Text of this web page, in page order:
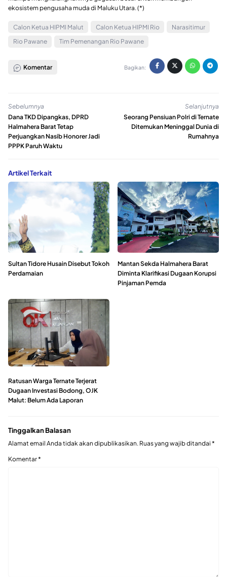
ekosistem pengusaha muda di Maluku Utara. (*)
Calon Ketua HIPMI Malut Calon Ketua HIPMI Rio
Narasitimur
Rio Pawane
Tim Pemenangan Rio Pawane
Komentar Bagikan:
Sebelumnya
Dana TKD Dipangkas, DPRD
Halmahera Barat Tetap
Perjuangkan Nasib Honorer Jadi
PPPK Paruh Waktu
Selanjutnya
Seorang Pensiuan Polri di Ternate
Ditemukan Meninggal Dunia di
Rumahnya
Artikel Terkait
Sultan Tidore Husain Disebut Tokoh
Perdamaian
Mantan Sekda Halmahera Barat
Diminta Klarifikasi Dugaan Korupsi
Pinjaman Pemda
Ratusan Warga Ternate Terjerat
Dugaan Investasi Bodong, OJK
Malut: Belum Ada Laporan
Tinggalkan Balasan
Alamat email Anda tidak akan dipublikasikan. Ruas yang wajib ditandai *
Komentar*